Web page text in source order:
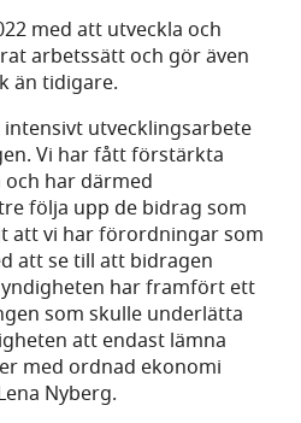
med att utveckla och
arbetssätt och gör även
än tidigare.
utvecklingsarbete
Vi har fått förstärkta
har därmed
följa upp de bidrag som
att vi har förordningar som
att se till att bidragen
har framfört ett
som skulle underlätta
att endast lämna
med ordnad ekonomi
Nyberg.